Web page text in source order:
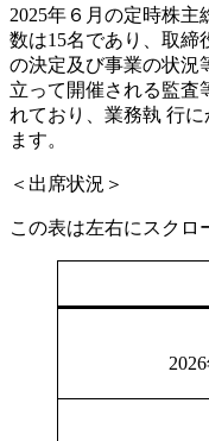
2025年６月の定時株
数は15名であり、取
の決定及び事業の状況
立って開催される監査
れており、業務執 行
ます。
＜出席状況＞
この表は左右にスクロ